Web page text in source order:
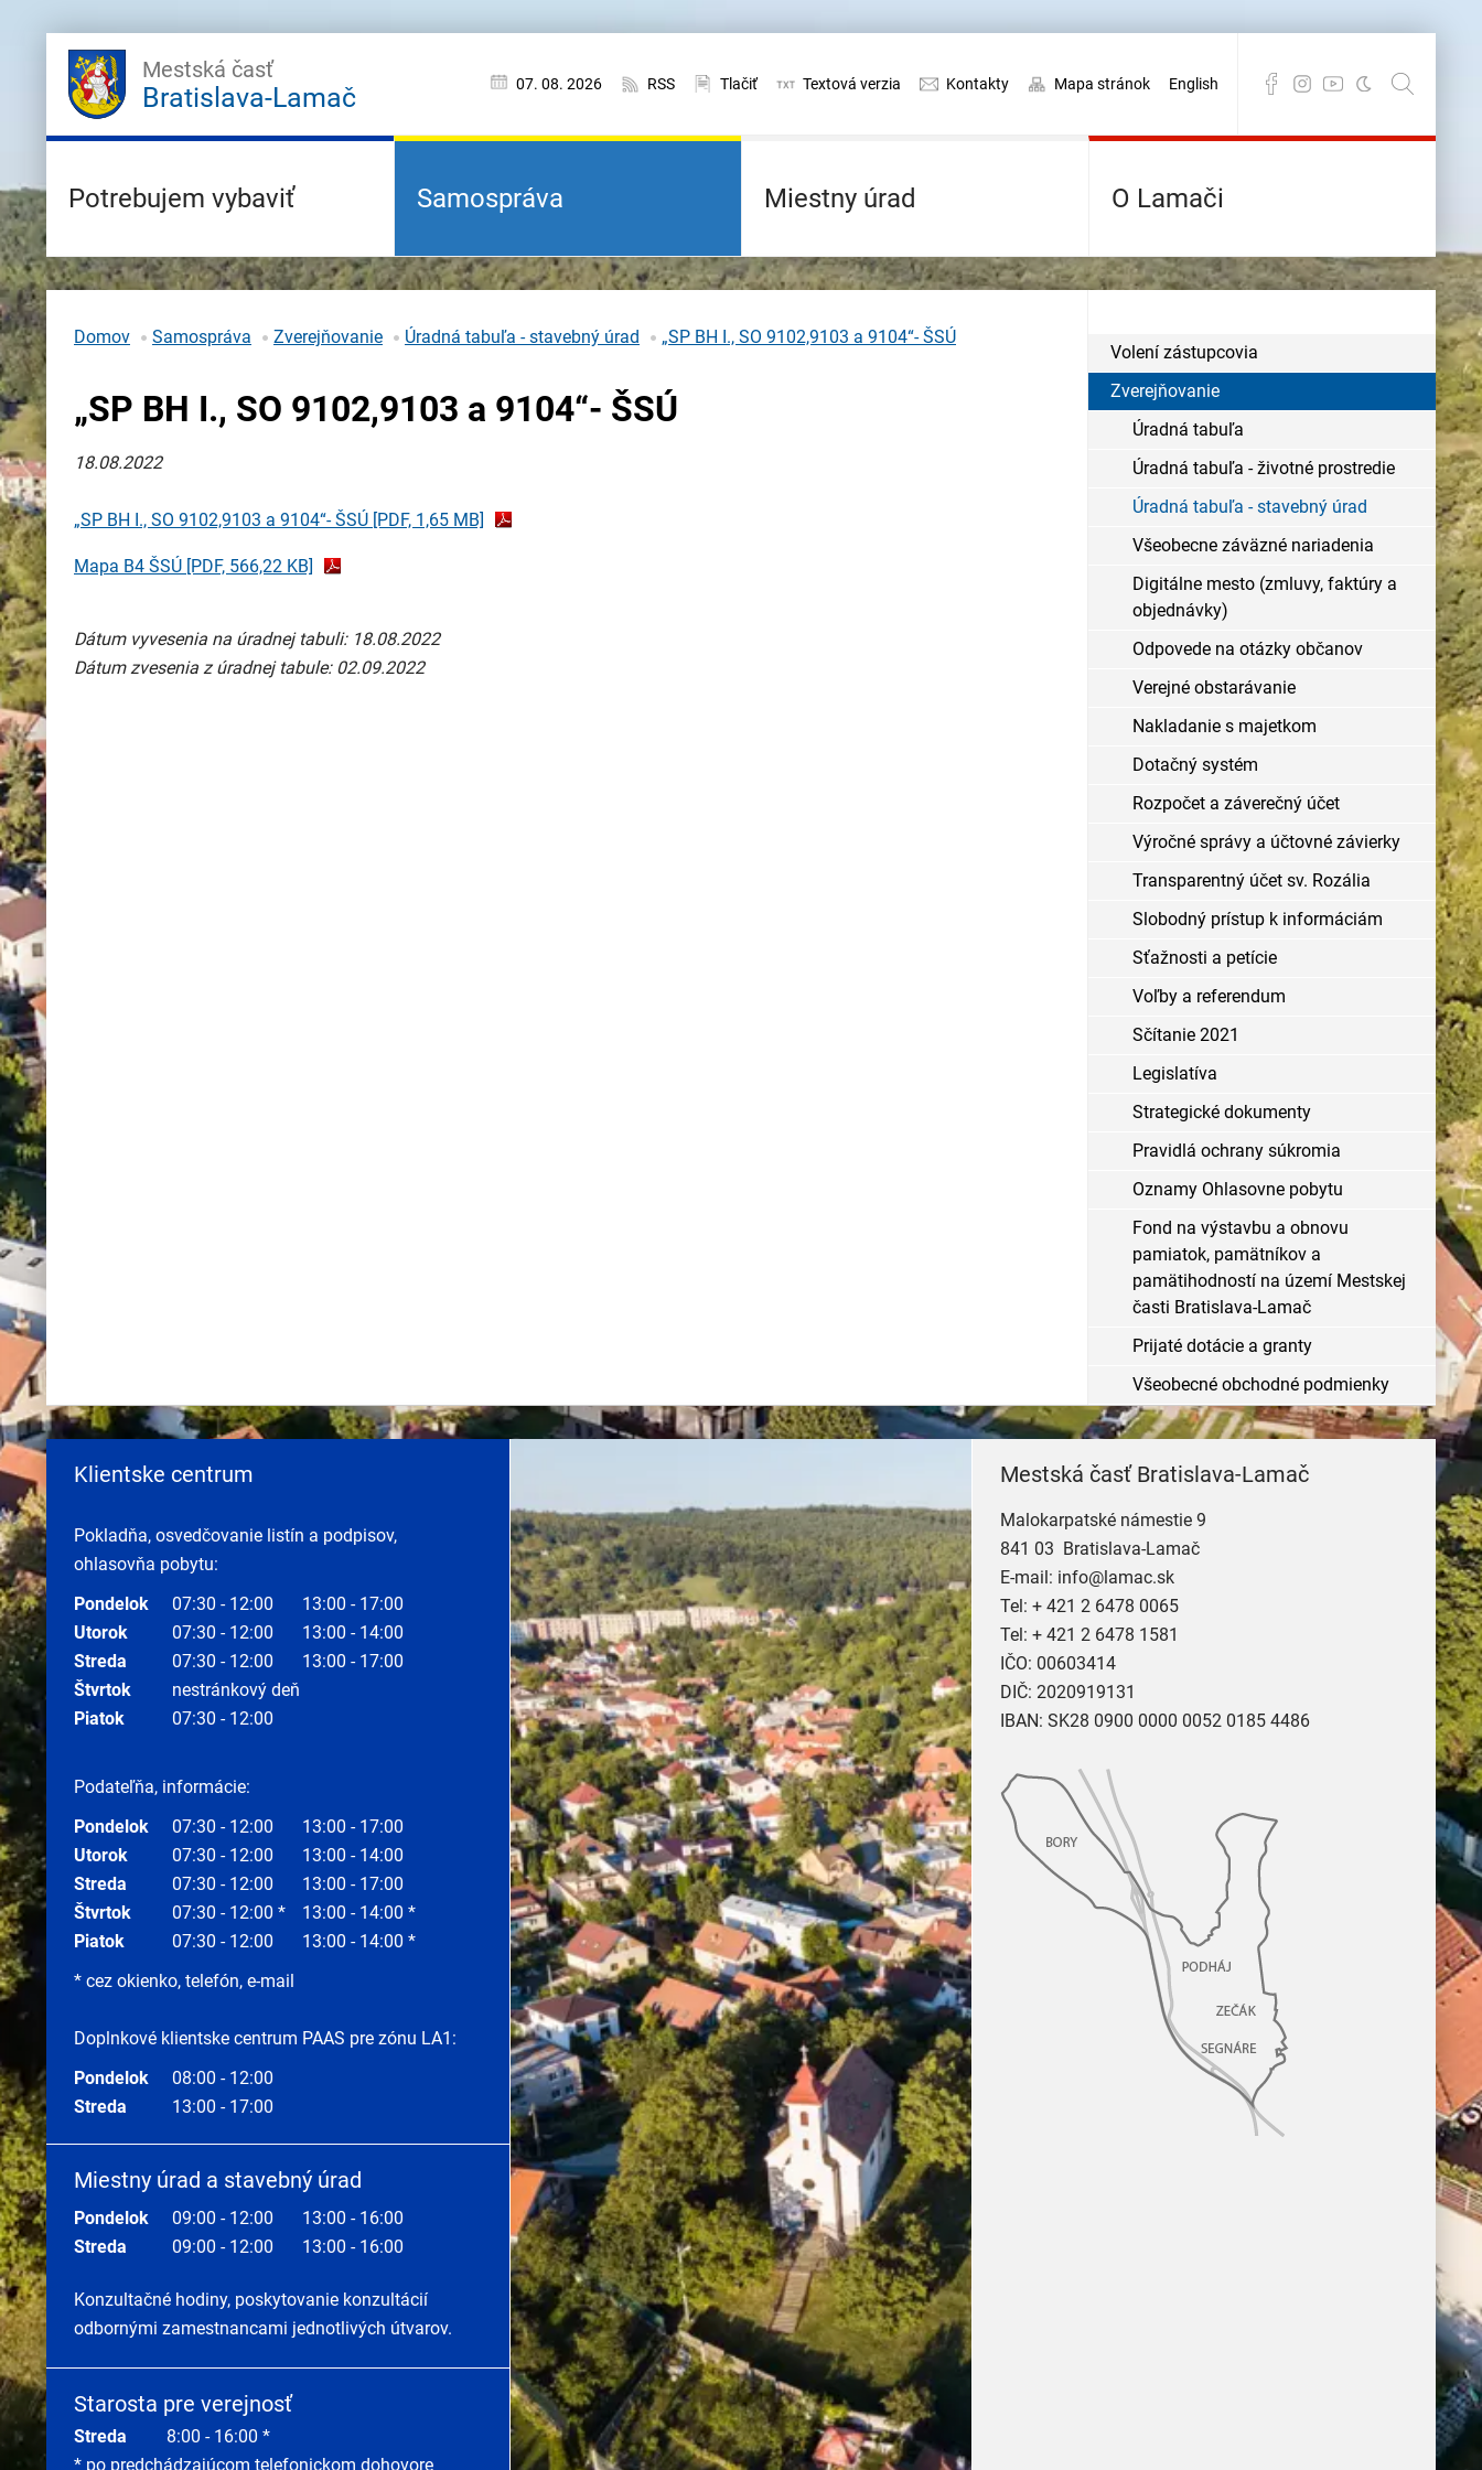
Mestská časť
Bratislava-Lamač 07. 08. 2026 RSS Tlačiť Textová verzia Kontakty Mapa stránok English
Potrebujem vybaviť Samospráva Miestny úrad O Lamači
Domov Samospráva Zverejňovanie Úradná tabuľa - stavebný úrad „SP BH I., SO 9102,9103 a 9104“- ŠSÚ
„SP BH I., SO 9102,9103 a 9104“- ŠSÚ
18.08.2022
„SP BH I., SO 9102,9103 a 9104“- ŠSÚ [PDF, 1,65 MB]
Mapa B4 ŠSÚ [PDF, 566,22 KB]
Dátum vyvesenia na úradnej tabuli: 18.08.2022
Dátum zvesenia z úradnej tabule: 02.09.2022
Volení zástupcovia
Zverejňovanie
Úradná tabuľa
Úradná tabuľa - životné prostredie
Úradná tabuľa - stavebný úrad
Všeobecne záväzné nariadenia
Digitálne mesto (zmluvy, faktúry a
objednávky)
Odpovede na otázky občanov
Verejné obstarávanie
Nakladanie s majetkom
Dotačný systém
Rozpočet a záverečný účet
Výročné správy a účtovné závierky
Transparentný účet sv. Rozália
Slobodný prístup k informáciám
Sťažnosti a petície
Voľby a referendum
Sčítanie 2021
Legislatíva
Strategické dokumenty
Pravidlá ochrany súkromia
Oznamy Ohlasovne pobytu
Fond na výstavbu a obnovu
pamiatok, pamätníkov a
pamätihodností na území Mestskej
časti Bratislava-Lamač
Prijaté dotácie a granty
Všeobecné obchodné podmienky
Klientske centrum
Pokladňa, osvedčovanie listín a podpisov,
ohlasovňa pobytu:
Pondelok
07:30 - 12:00
13:00 - 17:00
Utorok
07:30 - 12:00
13:00 - 14:00
Streda
07:30 - 12:00
13:00 - 17:00
Štvrtok
nestránkový deň
Piatok
07:30 - 12:00
Podateľňa, informácie:
Pondelok
07:30 - 12:00
13:00 - 17:00
Utorok
07:30 - 12:00
13:00 - 14:00
Streda
07:30 - 12:00
13:00 - 17:00
Štvrtok
07:30 - 12:00 *
13:00 - 14:00 *
Piatok
07:30 - 12:00
13:00 - 14:00 *
* cez okienko, telefón, e-mail
Doplnkové klientske centrum PAAS pre zónu LA1:
Pondelok
08:00 - 12:00
Streda
13:00 - 17:00
Miestny úrad a stavebný úrad
Pondelok 09:00 - 12:00
13:00 - 16:00
Streda
09:00 - 12:00 13:00 - 16:00
Konzultačné hodiny, poskytovanie konzultácií
odbornými zamestnancami jednotlivých útvarov.
Starosta pre verejnosť
Streda 8:00 - 16:00 *
* po predchádzajúcom telefonickom dohovore
Mestská časť Bratislava-Lamač
Malokarpatské námestie 9
841 03 Bratislava-Lamač
E-mail: info@lamac.sk
Tel:+ 421 2 6478 0065
Tel:+ 421 2 6478 1581
IČO: 00603414
DIČ: 2020919131
IBAN: SK28 0900 0000 0052 0185 4486